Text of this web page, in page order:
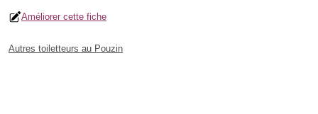
Améliorer cette fiche
Autres toiletteurs au Pouzin